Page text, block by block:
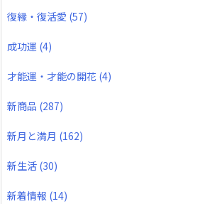
復縁・復活愛 (57)
成功運 (4)
才能運・才能の開花 (4)
新商品 (287)
新月と満月 (162)
新生活 (30)
新着情報 (14)